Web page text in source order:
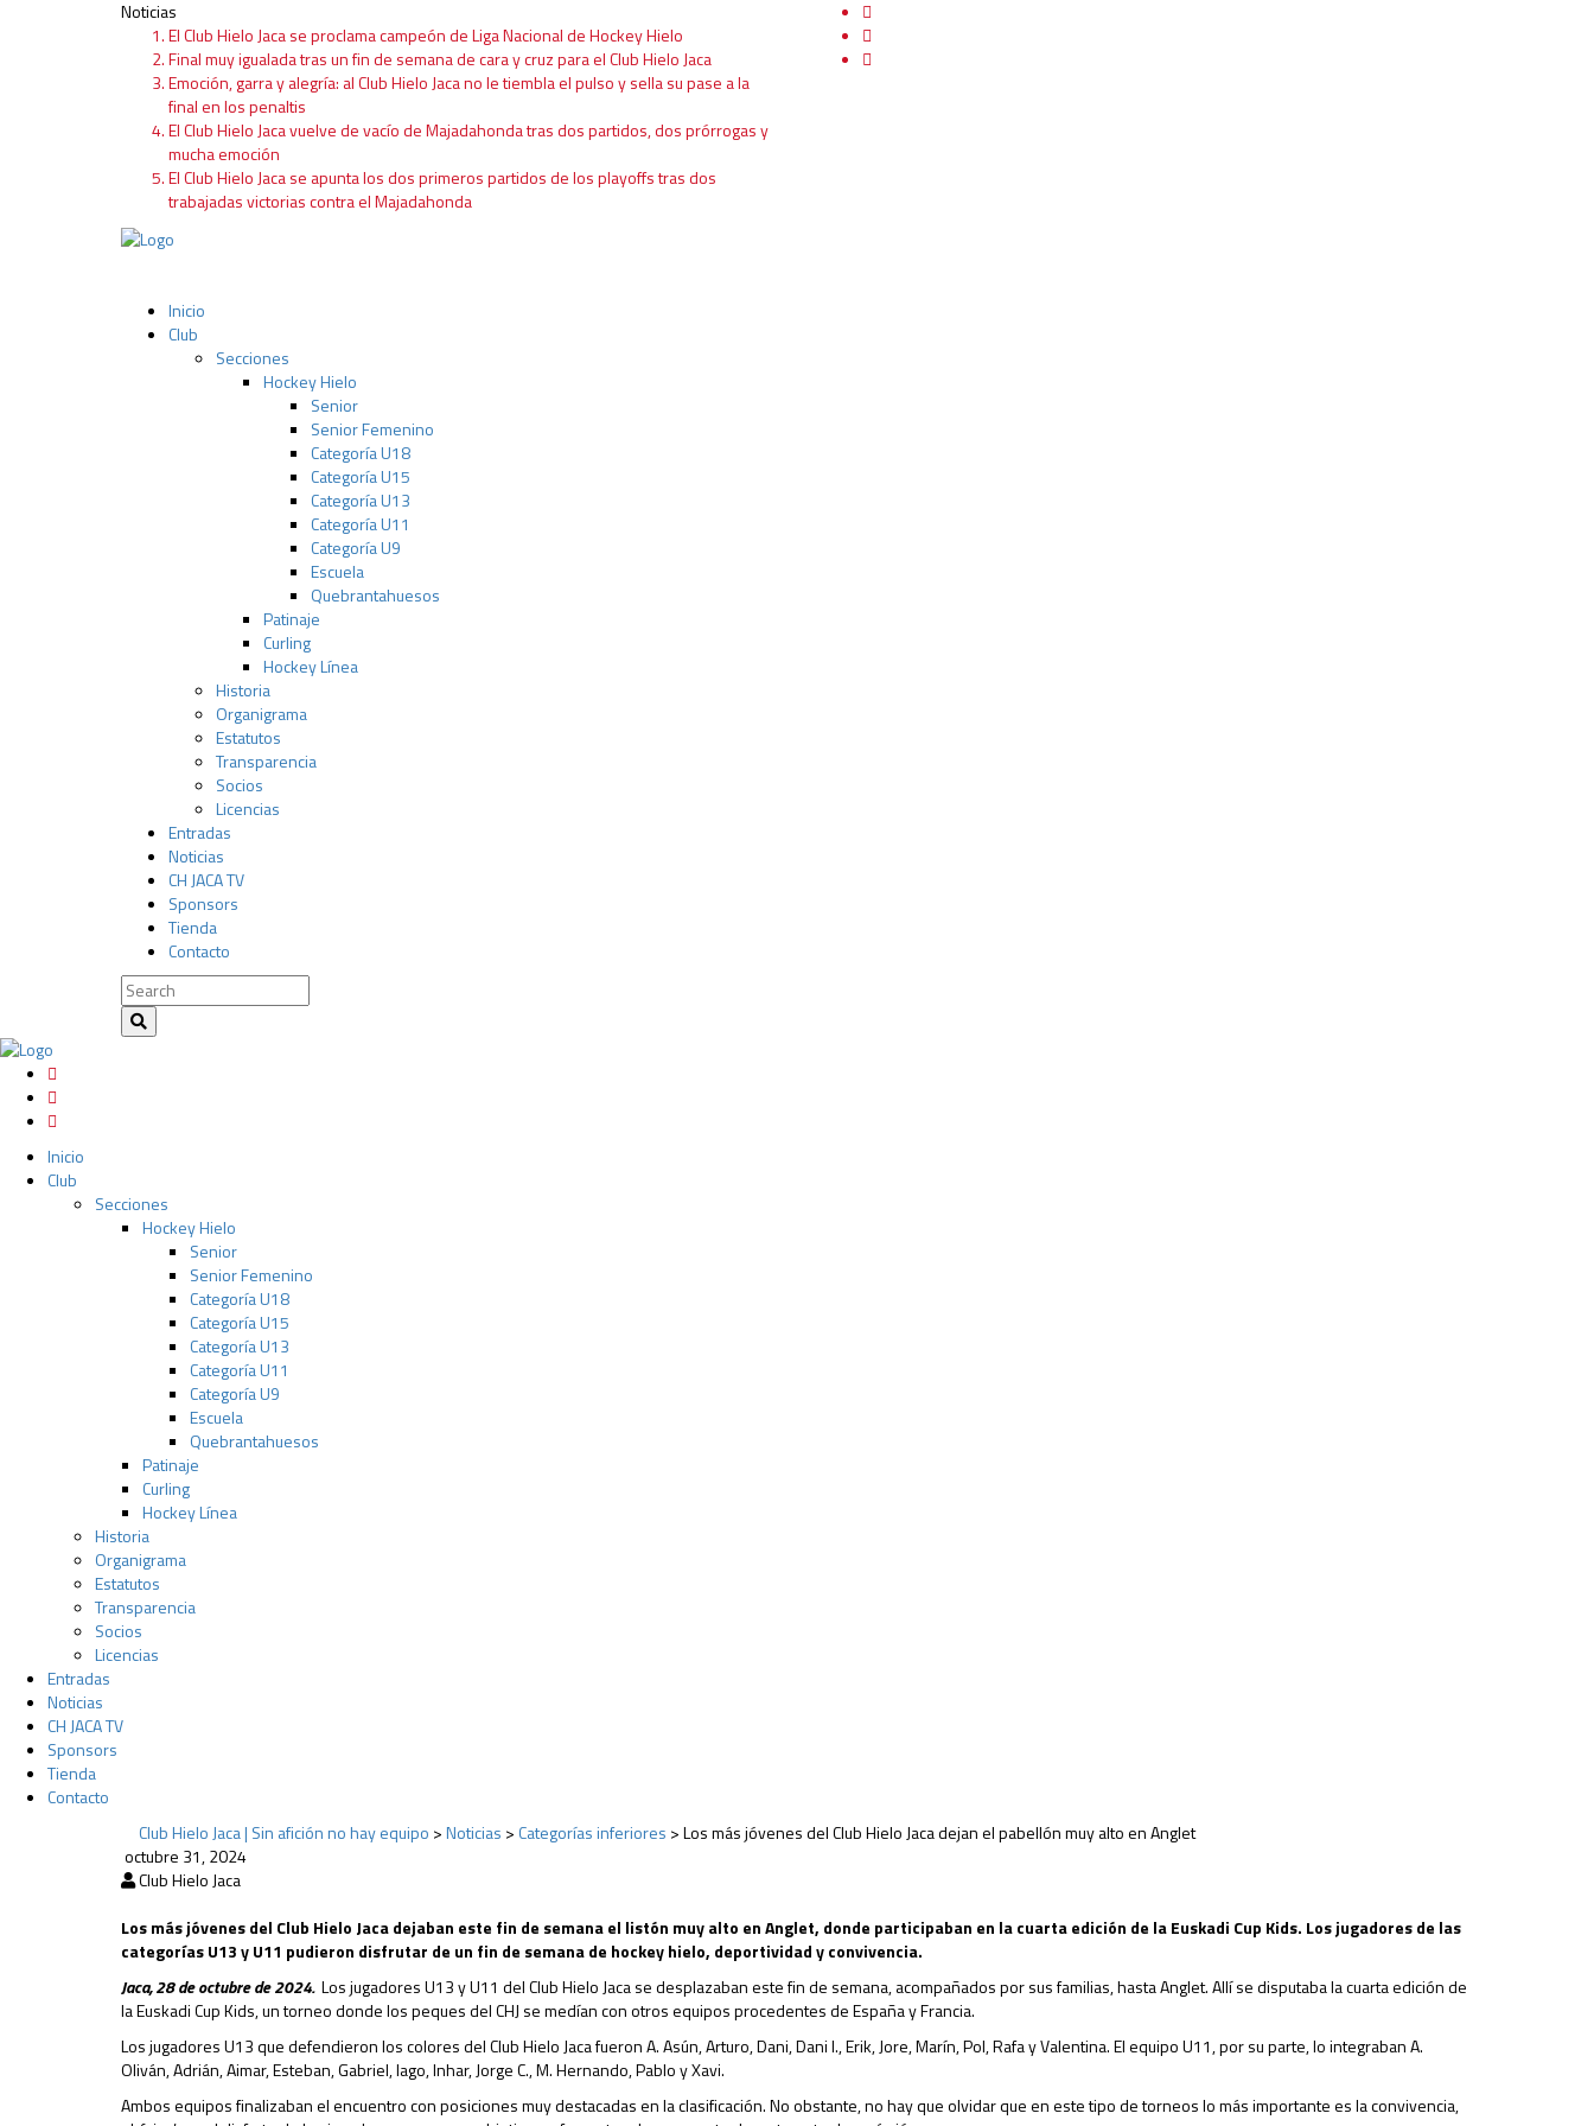
Noticias
El Club Hielo Jaca se proclama campeón de Liga Nacional de Hockey Hielo
Final muy igualada tras un fin de semana de cara y cruz para el Club Hielo Jaca
Emoción, garra y alegría: al Club Hielo Jaca no le tiembla el pulso y sella su pase a la
final en los penaltis
El Club Hielo Jaca vuelve de vacío de Majadahonda tras dos partidos, dos prórrogas y
mucha emoción
El Club Hielo Jaca se apunta los dos primeros partidos de los playoffs tras dos
trabajadas victorias contra el Majadahonda
Inicio
Club
Secciones
Hockey Hielo
Senior
Senior Femenino
Categoría U18
Categoría U15
Categoría U13
Categoría U11
Categoría U9
Escuela
Quebrantahuesos
Patinaje
Curling
Hockey Línea
Historia
Organigrama
Estatutos
Transparencia
Socios
Licencias
Entradas
Noticias
CH JACA TV
Sponsors
Tienda
Contacto
Inicio
Club
Secciones
Hockey Hielo
Senior
Senior Femenino
Categoría U18
Categoría U15
Categoría U13
Categoría U11
Categoría U9
Escuela
Quebrantahuesos
Patinaje
Curling
Hockey Línea
Historia
Organigrama
Estatutos
Transparencia
Socios
Licencias
Entradas
Noticias
CH JACA TV
Sponsors
Tienda
Contacto
Club Hielo Jaca | Sin afición no hay equipo >Noticias > Categorías inferiores >Los más jóvenes del Club Hielo Jaca dejan el pabellón muy alto en Anglet
octubre 31, 2024
Club Hielo Jaca
Los más jóvenes del Club Hielo Jaca dejaban este fin de semana el listón muy alto en Anglet, donde participaban en la cuarta edición de la Euskadi Cup Kids. Los jugadores de las
categorías U13 y U11 pudieron disfrutar de un fin de semana de hockey hielo, deportividad y convivencia.
Jaca, 28 de octubre de 2024. Los jugadores U13 y U11 del Club Hielo Jaca se desplazaban este fin de semana, acompañados por sus familias, hasta Anglet. Allí se disputaba la cuarta edición de
la Euskadi Cup Kids, un torneo donde los peques del CHJ se medían con otros equipos procedentes de España y Francia.
Los jugadores U13 que defendieron los colores del Club Hielo Jaca fueron A. Asún, Arturo, Dani, Dani I., Erik, Jore, Marín, Pol, Rafa y Valentina. El equipo U11, por su parte, lo integraban A.
Oliván, Adrián, Aimar, Esteban, Gabriel, Iago, Inhar, Jorge C., M. Hernando, Pablo y Xavi.
Ambos equipos finalizaban el encuentro con posiciones muy destacadas en la clasificación. No obstante, no hay que olvidar que en este tipo de torneos lo más importante es la convivencia,